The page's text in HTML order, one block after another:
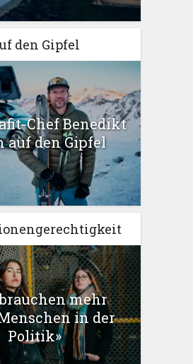
den Gipfel
Chef Benedikt
auf den Gipfel
mehr
in der
Politik»